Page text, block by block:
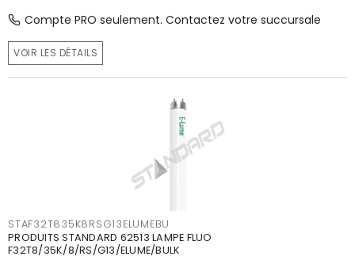
Compte PRO seulement. Contactez votre succursale
VOIR LES DÉTAILS
STAF32T835K8RSG13ELUMEBU
PRODUITS STANDARD 62513 LAMPE FLUO
F32T8/35K/8/RS/G13/ELUME/BULK